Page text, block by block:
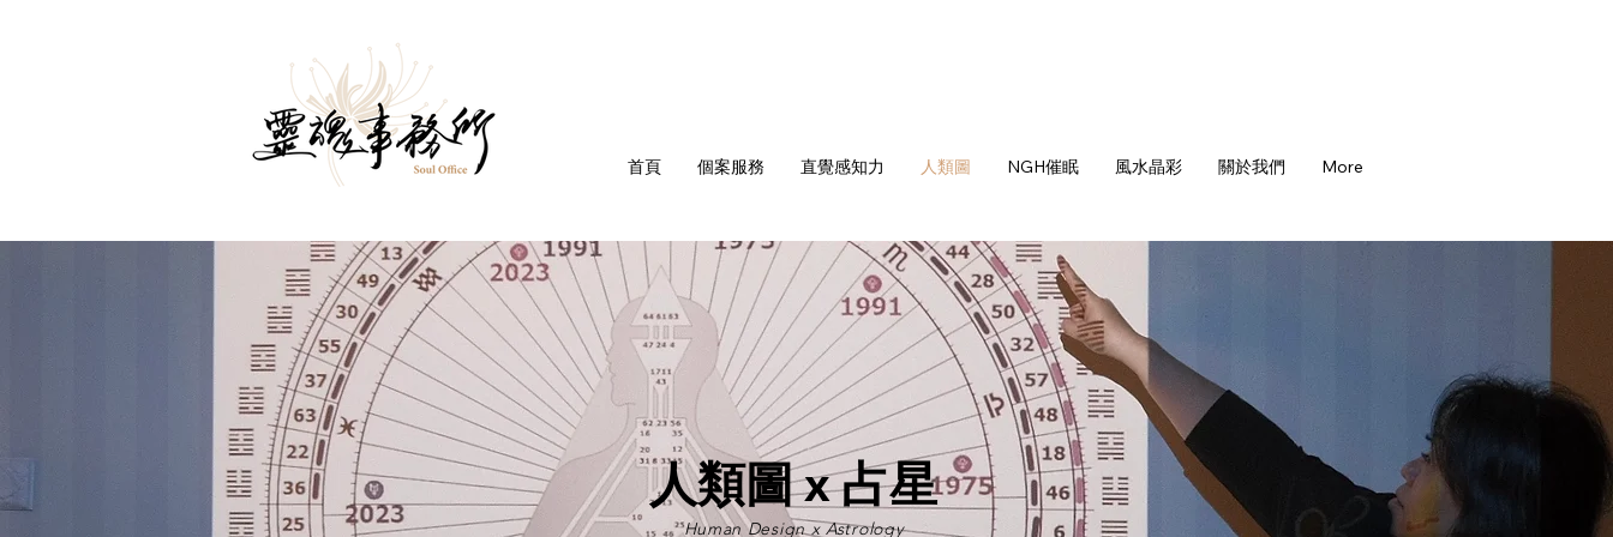
首頁 個案服務 直覺感知力 人類圖 NGH催眠 風水晶彩 關於我們 More
人類圖 x 占星
Human Design x Astrology